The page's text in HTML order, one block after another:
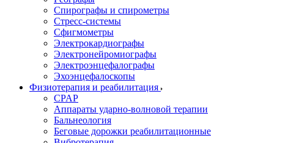
Спирографы и спирометры
Стресс-системы
Сфигмометры
Электрокардиографы
Электронейромиографы
Электроэнцефалографы
Эхоэнцефалоскопы
Физиотерапия и реабилитация
CPAP
Аппараты ударно-волновой терапии
Бальнеология
Беговые дорожки реабилитационные